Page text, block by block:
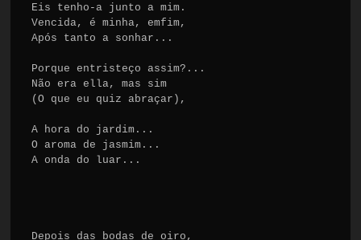
Eis tenho-a junto a mim.
Vencida, é minha, emfim,
Após tanto a sonhar...
Porque entristeço assim?...
Não era ella, mas sim
(O que eu quiz abraçar),
A hora do jardim...
O aroma de jasmim...
A onda do luar...
Depois das bodas de oiro,